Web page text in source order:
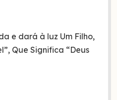
e dará à luz Um Filho,
Que Significa “Deus